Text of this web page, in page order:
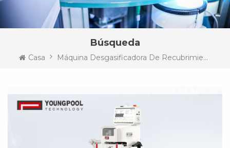
Búsqueda
Casa Máquina Desgasificadora De Recubrimiento Conformado